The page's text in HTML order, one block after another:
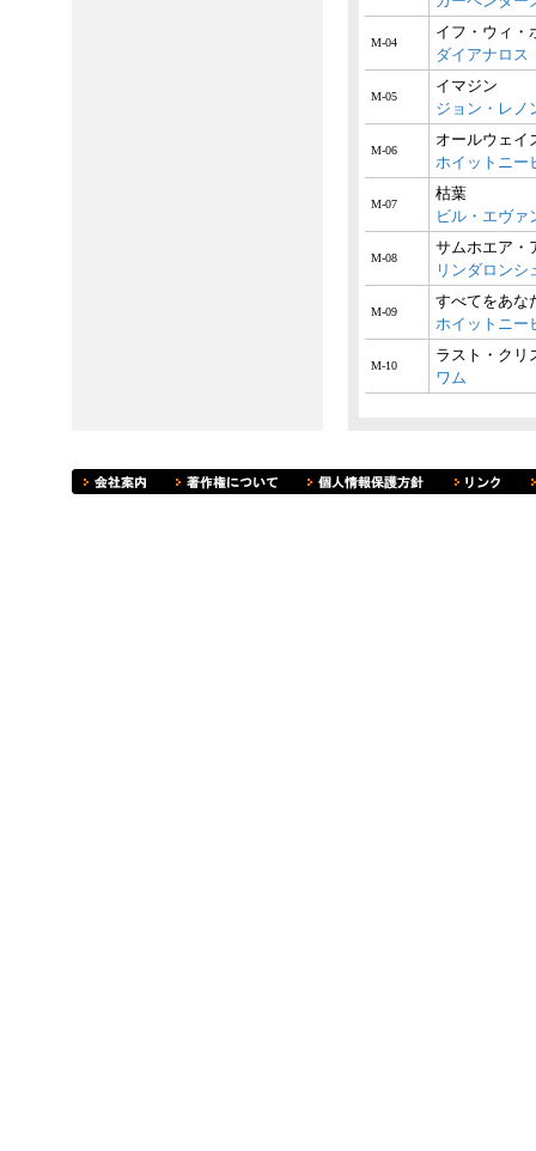
M-04
イフ・ウィ・
ダイアナロス
M-05
イマジン
ジョン・レノ
M-06
オールウェイ
ホイットニー
M-07
枯葉
ビル・エヴァ
M-08
サムホエア・
リンダロン
M-09
すべてをあな
ホイットニー
M-10
ラスト・クリ
ワム